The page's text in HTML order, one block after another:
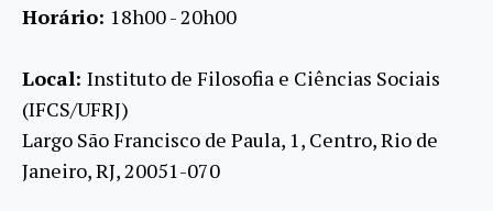
Horário: 18h00 - 20h00
Local: Instituto de Filosofia e Ciências Sociais
(IFCS/UFRJ)
Largo São Francisco de Paula, 1, Centro, Rio de
Janeiro, RJ, 20051-070